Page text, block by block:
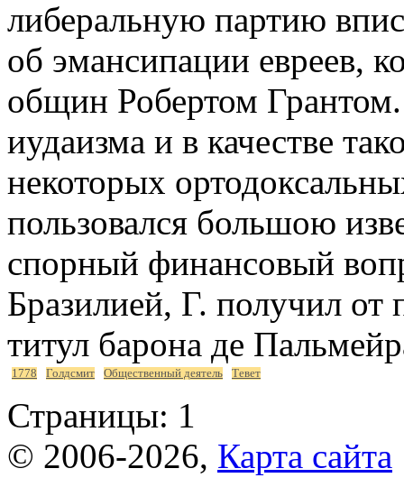
либеральную партию
об эмансипации евреев,
общин Робертом
иудаизма и в качестве
некоторых
пользовался большою
спорный финансовый
Бразилией, Г. получил от
титул барона де
1778 Голдсмит Общественный деятель Тевет
Страницы: 1
© 2006-2026, Карта сайта